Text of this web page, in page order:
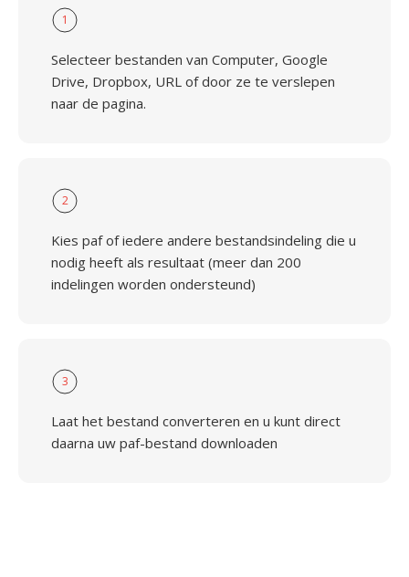
1
Selecteer bestanden van Computer, Google
Drive, Dropbox, URL of door ze te verslepen
naar de pagina.
2
Kies paf of iedere andere bestandsindeling die u
nodig heeft als resultaat (meer dan 200
indelingen worden ondersteund)
3
Laat het bestand converteren en u kunt direct
daarna uw paf-bestand downloaden